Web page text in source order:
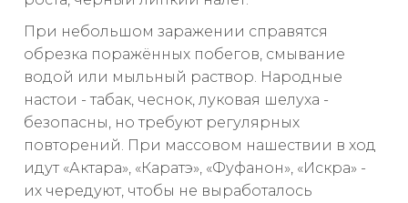
При небольшом заражении справятся
обрезка поражённых побегов, смывание
водой или мыльный раствор. Народные
настои - табак, чеснок, луковая шелуха -
безопасны, но требуют регулярных
повторений. При массовом нашествии в ход
идут «Актара», «Каратэ», «Фуфанон», «Искра» -
их чередуют, чтобы не выработалось